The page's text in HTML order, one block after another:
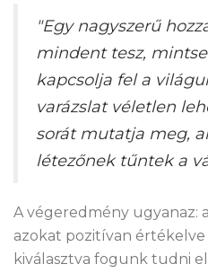
"Egy nagyszerű
mindent tesz,
kapcsolja fel a
varázslat véletlen
sorát mutatja meg,
létezőnek tűntek a
A végeredmény ugyanaz:
azokat pozitívan értékelve
kiválasztva fogunk tudni